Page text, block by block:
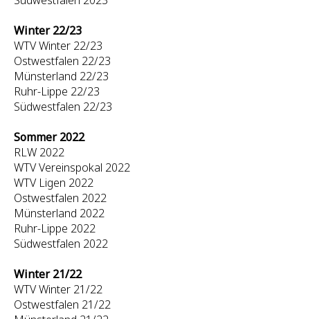
Winter 22/23
WTV Winter 22/23
Ostwestfalen 22/23
Münsterland 22/23
Ruhr-Lippe 22/23
Südwestfalen 22/23
Sommer 2022
RLW 2022
WTV Vereinspokal 2022
WTV Ligen 2022
Ostwestfalen 2022
Münsterland 2022
Ruhr-Lippe 2022
Südwestfalen 2022
Winter 21/22
WTV Winter 21/22
Ostwestfalen 21/22